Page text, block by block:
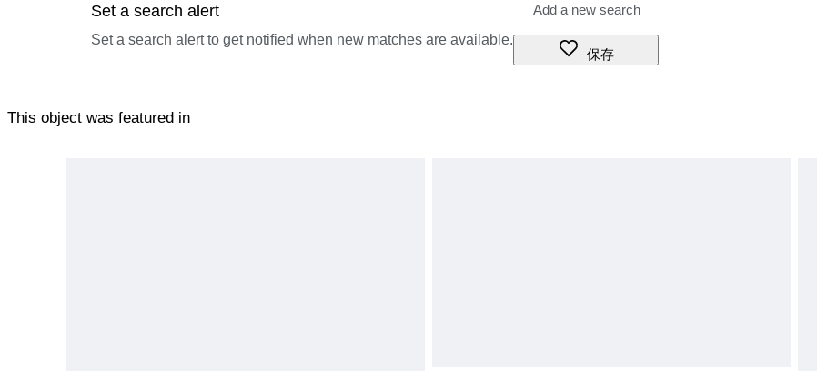
Set a search alert
Set a search alert to get notified when new matches are available.
保存
This object was featured in